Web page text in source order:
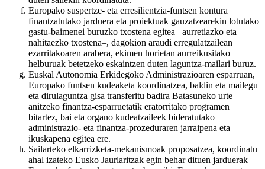
Europako suspertze- eta erresilientzia-funtsen kontura
finantzatutako jarduera eta proiektuak gauzatzearekin lotutako
gastu-baimenei buruzko txostena egitea –aurretiazko eta
nahitaezko txostena–, dagokion araudi erregulatzailean
ezarritakoaren arabera, ekimen horietan aurreikusitako
helburuak betetzeko eskaintzen duten laguntza-mailari buruz.
Euskal Autonomia Erkidegoko Administrazioaren esparruan,
Europako funtsen kudeaketa koordinatzea, baldin eta mailegu
eta dirulaguntza gisa transferitu badira Batasuneko urte
anitzeko finantza-esparruetatik eratorritako programen
bitartez, bai eta organo kudeatzaileek bideratutako
administrazio- eta finantza-prozeduraren jarraipena eta
ikuskapena egitea ere.
Sailarteko elkarrizketa-mekanismoak proposatzea, koordinatu
ahal izateko Eusko Jaurlaritzak egin behar dituen jarduerak